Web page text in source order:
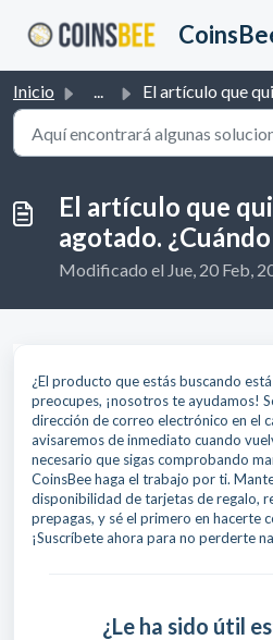
Inicio ... El artículo que quiero comprar está agotado.
El artículo que
agotado.
Modificado el Jue, 20 Feb,
¿El producto que estás buscando
preocupes, ¡nosotros te ayudamos!
dirección de correo electrónico en el
avisaremos de inmediato cuando
necesario que sigas comprobando
CoinsBee haga el trabajo por ti.
disponibilidad de tarjetas de regalo,
prepagas, y sé el primero en hacerte
¡Suscríbete ahora para no perderte
¿Le ha sido útil